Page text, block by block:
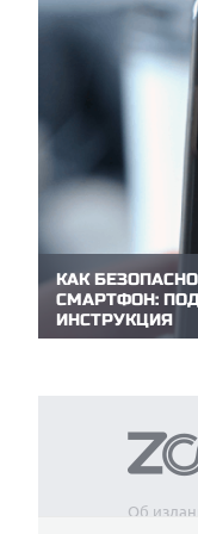
КАК
СМАРТФОН:
ИНСТРУКЦИЯ
Покупка б/у
15 минут
аппарата и
Об